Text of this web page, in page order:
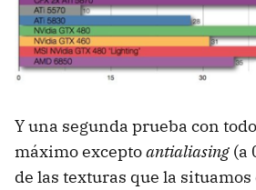
Y una segunda prueba con
máximo exceptoantialiasing (a
de las texturas que la situamos